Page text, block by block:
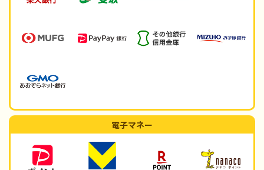
電子マネー